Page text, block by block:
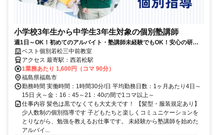
小学校3年生から中学生3年生対象の個別塾講師
週1日～OK！初めてのアルバイト・塾講師未経験でもOK！安心の研修
制度あり★
ベスト個別若松三中前教室
アクセス 最寄駅：西若松駅
1業務あたり 1,600円（コマ 90分）
福島県福島市
勤務時間 実働時間：1時間30分/日 平均勤務日数：1ヶ月あたり4日～
15日 火～金：16：45～21：40の間で1コマ以上～
仕事内容 髪色は黒でなくても大丈夫です！ 【髪型・服装規定あり】
少人数制の個別指導です 子どもたちと楽しくコミュニケーションを
とりながら、勉強を教えるお仕事です。 未経験から塾講師を始めた
アルバイ...